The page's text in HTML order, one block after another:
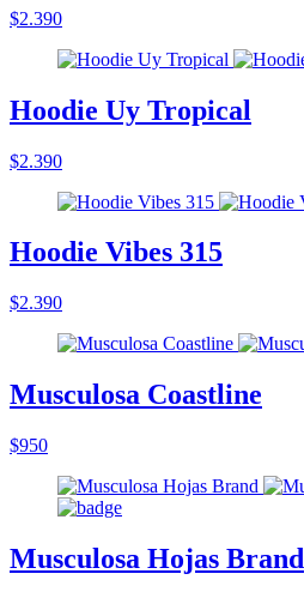
$2.390
Hoodie Uy Tropical
$2.390
Hoodie Vibes 315
$2.390
Musculosa Coastline
$950
Musculosa Hojas Brand